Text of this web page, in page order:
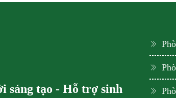
sáng tạo - Hỗ trợ sinh